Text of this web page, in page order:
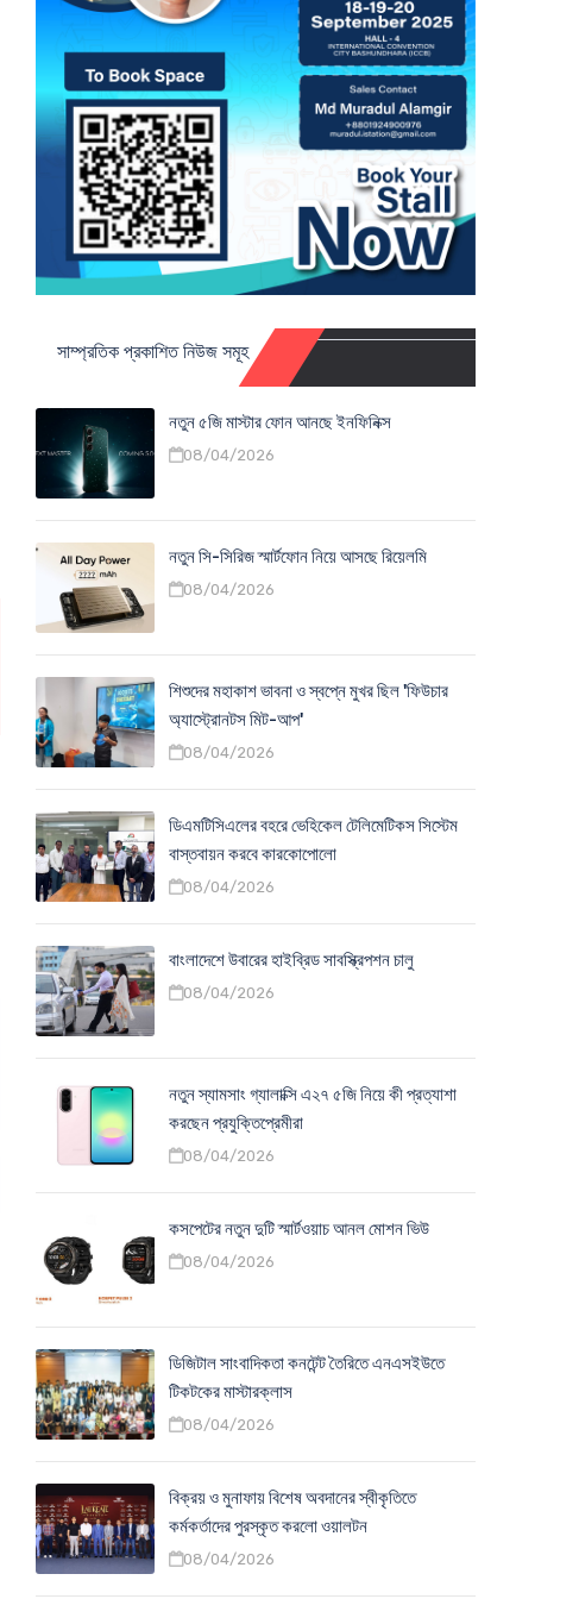
সাম্প্রতিক প্রকাশিত নিউজ সমূহ
নতুন ৫জি মাস্টার ফোন আনছে ইনফিনিক্স
08/04/2026
নতুন সি-সিরিজ স্মার্টফোন নিয়ে আসছে রিয়েলমি
08/04/2026
শিশুদের মহাকাশ ভাবনা ও স্বপ্নে মুখর ছিল 'ফিউচার
অ্যাস্ট্রোনটস মিট-আপ'
08/04/2026
ডিএমটিসিএলের বহরে ভেহিকেল টেলিমেটিকস সিস্টেম
বাস্তবায়ন করবে কারকোপোলো
08/04/2026
বাংলাদেশে উবারের হাইব্রিড সাবস্ক্রিপশন চালু
08/04/2026
নতুন স্যামসাং গ্যালাক্সি এ২৭ ৫জি নিয়ে কী প্রত্যাশা
করছেন প্রযুক্তিপ্রেমীরা
08/04/2026
কসপেটের নতুন দুটি স্মার্টওয়াচ আনল মোশন ভিউ
08/04/2026
ডিজিটাল সাংবাদিকতা কনটেন্ট তৈরিতে এনএসইউতে
টিকটকের মাস্টারক্লাস
08/04/2026
বিক্রয় ও মুনাফায় বিশেষ অবদানের স্বীকৃতিতে
কর্মকর্তাদের পুরস্কৃত করলো ওয়ালটন
08/04/2026